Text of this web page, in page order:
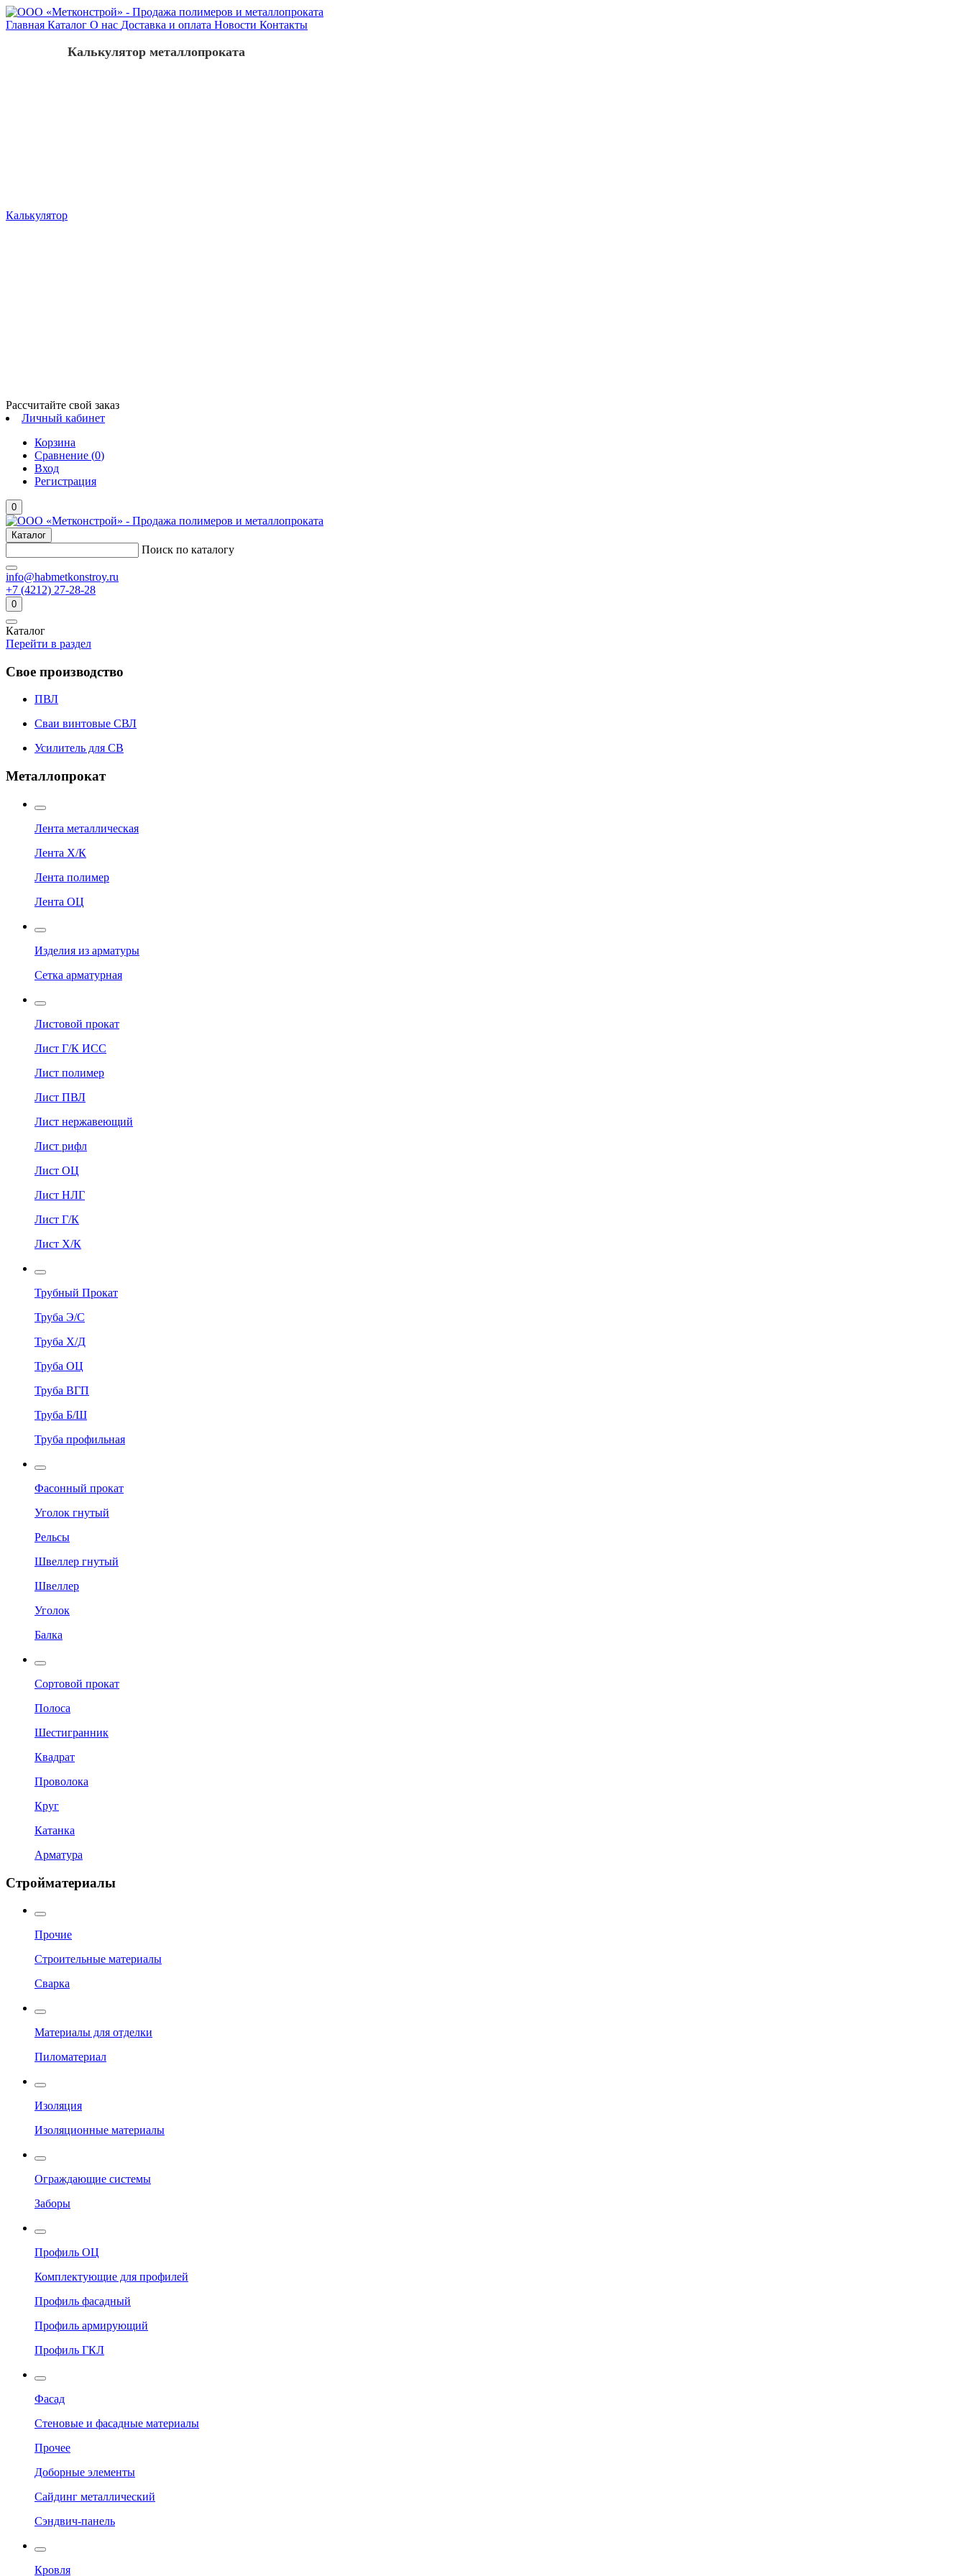
Главная Каталог О нас Доставка и оплата Новости Контакты
Калькулятор
Калькулятор металлопроката
Рассчитайте свой заказ
Личный кабинет
Корзина
Сравнение (0)
Вход
Регистрация
0
Каталог
Поиск по каталогу
info@habmetkonstroy.ru
+7 (4212) 27-28-28
0
Каталог
Перейти в раздел
Свое производство
ПВЛ
Сваи винтовые СВЛ
Усилитель для СВ
Металлопрокат
Лента металлическая
Лента Х/К
Лента полимер
Лента ОЦ
Изделия из арматуры
Сетка арматурная
Листовой прокат
Лист Г/К ИСС
Лист полимер
Лист ПВЛ
Лист нержавеющий
Лист рифл
Лист ОЦ
Лист НЛГ
Лист Г/К
Лист Х/К
Трубный Прокат
Труба Э/С
Труба Х/Д
Труба ОЦ
Труба ВГП
Труба Б/Ш
Труба профильная
Фасонный прокат
Уголок гнутый
Рельсы
Швеллер гнутый
Швеллер
Уголок
Балка
Сортовой прокат
Полоса
Шестигранник
Квадрат
Проволока
Круг
Катанка
Арматура
Стройматериалы
Прочие
Строительные материалы
Сварка
Материалы для отделки
Пиломатериал
Изоляция
Изоляционные материалы
Ограждающие системы
Заборы
Профиль ОЦ
Комплектующие для профилей
Профиль фасадный
Профиль армирующий
Профиль ГКЛ
Фасад
Стеновые и фасадные материалы
Прочее
Доборные элементы
Сайдинг металлический
Сэндвич-панель
Кровля